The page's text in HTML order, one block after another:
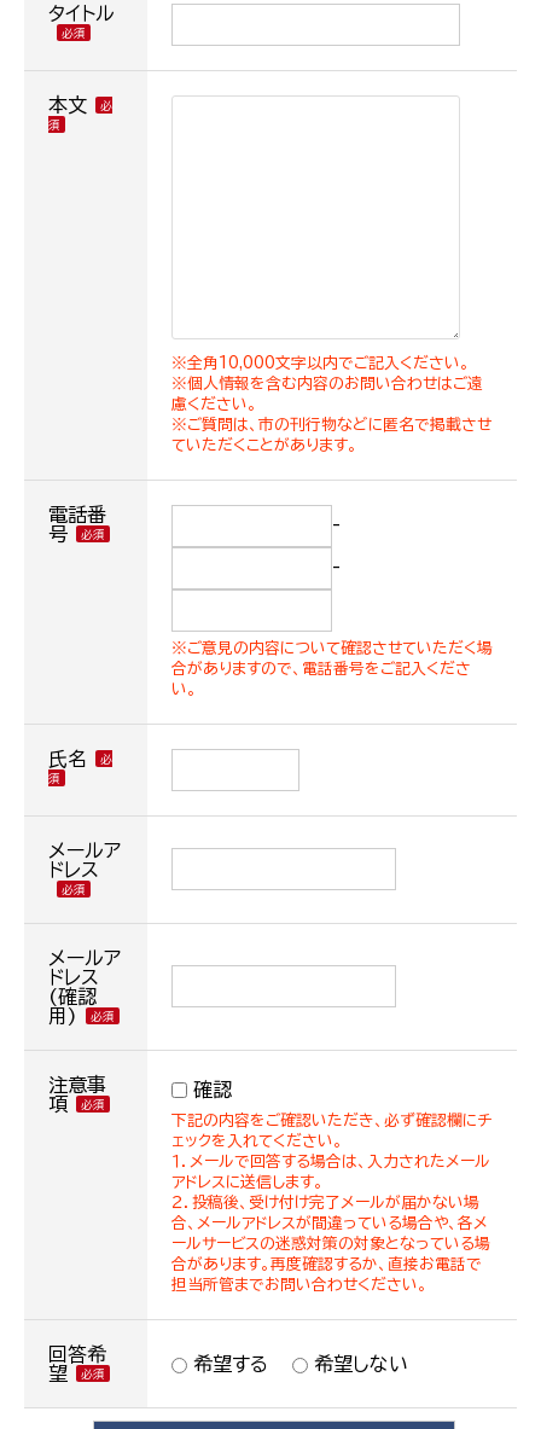
タイトル
本文
※全角10,000文字以内でご記入ください。
※個人情報を含む内容のお問い合わせはご遠
慮ください。
※ご質問は、市の刊行物などに匿名で掲載させ
ていただくことがあります。
電話番
号
-
-
※ご意見の内容について確認させていただく場
合がありますので、電話番号をご記入くださ
い。
氏名
メールア
ドレス
メールア
ドレス
(確認
用)
注意事
項
確認
下記の内容をご確認いただき、必ず確認欄にチ
ェックを入れてください。
１．メールで回答する場合は、入力されたメール
アドレスに送信します。
２．投稿後、受け付け完了メールが届かない場
合、メールアドレスが間違っている場合や、各メ
ールサービスの迷惑対策の対象となっている場
合があります。再度確認するか、直接お電話で
担当所管までお問い合わせください。
回答希
望
希望する 希望しない